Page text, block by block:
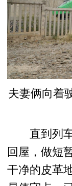
夫妻俩向着
直到列车
回屋，做短
干净的皮革